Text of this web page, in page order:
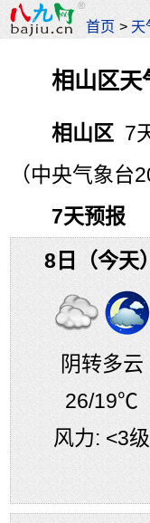
首页 > 天
相山区天
相山区 7
（中央气象台
7天预报
8日（今天）
阴转多云
26/19℃
风力: <3级